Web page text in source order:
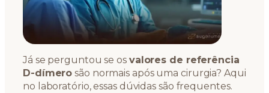
Já se perguntou se os valores de referência
D-dímero são normais após uma cirurgia? Aqui
no laboratório, essas dúvidas são frequentes.